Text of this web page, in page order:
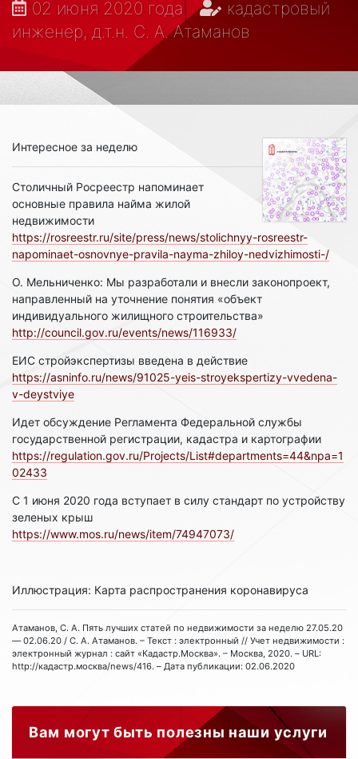
02 июня 2020 года
кадастровый
инженер, д.т.н. С. А. Атаманов
Интересное за неделю
Столичный Росреестр напоминает
основные правила найма жилой
недвижимости
https://rosreestr.ru/site/press/news/stolichnyy-rosreestr-
napominaet-osnovnye-pravila-nayma-zhiloy-nedvizhimosti-/
О. Мельниченко: Мы разработали и внесли законопроект,
направленный на уточнение понятия «объект
индивидуального жилищного строительства»
http://council.gov.ru/events/news/116933/
ЕИС стройэкспертизы введена в действие
https://asninfo.ru/news/91025-yeis-stroyekspertizy-vvedena-
v-deystviye
Идет обсуждение Регламента Федеральной службы
государственной регистрации, кадастра и картографии
https://regulation.gov.ru/Projects/List#departments=44&npa=1
02433
С 1 июня 2020 года вступает в силу стандарт по устройству
зеленых крыш
https://www.mos.ru/news/item/74947073/
Иллюстрация: Карта распространения коронавируса
Атаманов, С. А. Пять лучших статей по недвижимости за неделю 27.05.20
— 02.06.20 / С. А. Атаманов. – Текст : электронный // Учет недвижимости :
электронный журнал : сайт «Кадастр.Москва». – Москва, 2020. – URL:
http://кадастр.москва/news/416. – Дата публикации: 02.06.2020
Вам могут быть полезны наши услуги